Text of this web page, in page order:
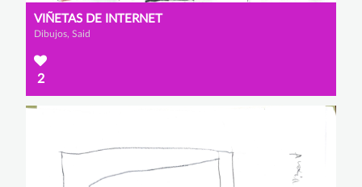
VIÑETAS DE INTERNET
Dibujos, Said
2